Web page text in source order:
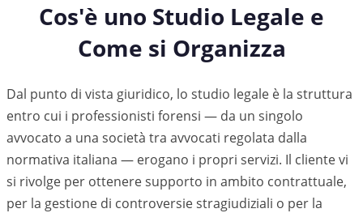
Cos'è uno Studio Legale e
Come si Organizza
Dal punto di vista giuridico, lo studio legale è la struttura
entro cui i professionisti forensi — da un singolo
avvocato a una società tra avvocati regolata dalla
normativa italiana — erogano i propri servizi. Il cliente vi
si rivolge per ottenere supporto in ambito contrattuale,
per la gestione di controversie stragiudiziali o per la